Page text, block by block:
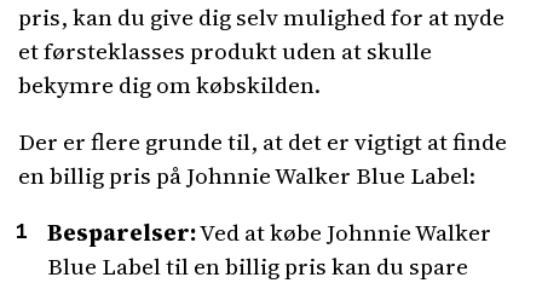
pris, kan du give dig selv mulighed for at nyde
et førsteklasses produkt uden at skulle
bekymre dig om købskilden.
Der er flere grunde til, at det er vigtigt at finde
en billig pris på Johnnie Walker Blue Label:
Besparelser:Ved at købe Johnnie Walker
Blue Label til en billig pris kan du spare